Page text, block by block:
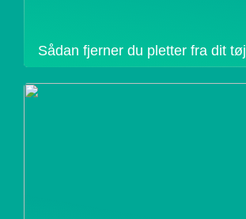
Sådan fjerner du pletter fra dit tøj